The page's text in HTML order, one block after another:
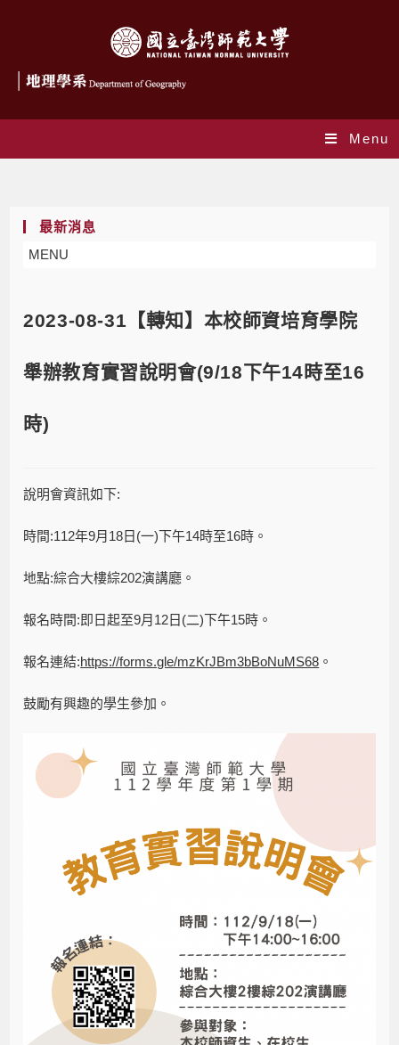
Menu
最新消息
MENU
2023-08-31【轉知】本校師資培育學院
舉辦教育實習說明會(9/18下午14時至16
時)
說明會資訊如下:
時間:112年9月18日(一)下午14時至16時。
地點:綜合大樓綜202演講廳。
報名時間:即日起至9月12日(二)下午15時。
報名連結:https://forms.gle/mzKrJBm3bBoNuMS68 。
鼓勵有興趣的學生參加。